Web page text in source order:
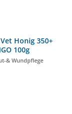
Honig 350+
100g
& Wundpflege